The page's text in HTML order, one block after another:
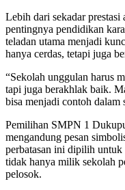
Lebih dari sekadar
pentingnya pendidikan
teladan utama menjadi
hanya cerdas, tetapi juga
“Sekolah unggulan harus
tapi juga berakhlak baik.
bisa menjadi contoh dalam
Pemilihan SMPN 1
mengandung pesan
perbatasan ini dipilih
tidak hanya milik sekolah
pelosok.